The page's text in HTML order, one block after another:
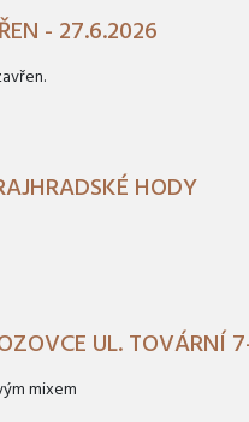
- 27.6.2026
HODY
UL. TOVÁRNÍ
mixem